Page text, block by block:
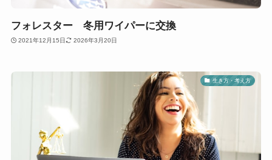
フォレスター 冬用ワイパーに交換
2021年12月15日 2026年3月20日
生き方・考え方